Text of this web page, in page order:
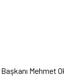
Mehmet